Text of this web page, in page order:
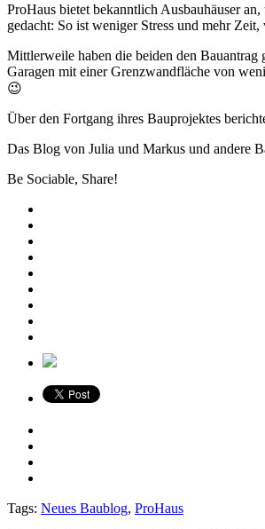
ProHaus bietet bekanntlich Ausbauhäuser
gedacht: So ist weniger Stress und mehr
Mittlerweile haben die beiden den Bauantrag
Garagen mit einer Grenzwandfläche von
😉
Über den Fortgang ihres Bauprojektes
Das Blog von Julia und Markus und andere
Be Sociable, Share!
Tags: Neues Baublog, ProHaus